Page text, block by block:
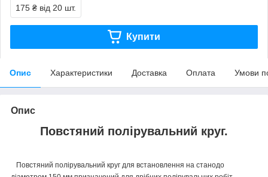
175 ₴ від 20 шт.
Купити
Опис Характеристики Доставка Оплата Умови
Опис
Повстяний полірувальний круг.
Повстяний полірувальний круг для встановлення на станодо